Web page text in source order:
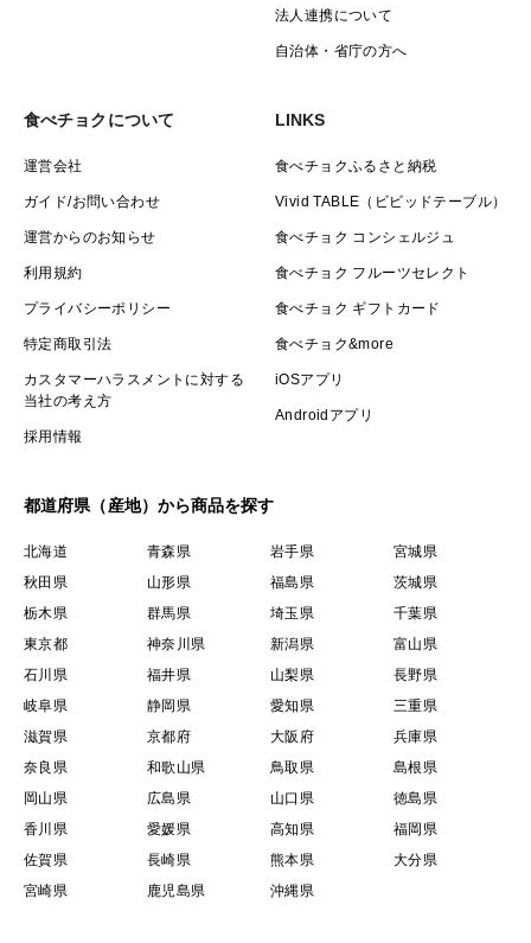
法人連携について
自治体・省庁の方へ
食べチョクについて
運営会社
ガイド/お問い合わせ
運営からのお知らせ
利用規約
プライバシーポリシー
特定商取引法
カスタマーハラスメントに対する
当社の考え方
採用情報
LINKS
食べチョクふるさと納税
Vivid TABLE（ビビッドテーブル）
食べチョク コンシェルジュ
食べチョク フルーツセレクト
食べチョク ギフトカード
食べチョク&more
iOSアプリ
Androidアプリ
都道府県（産地）から商品を探す
北海道 青森県 岩手県
宮城県
秋田県
山形県 福島県
茨城県
栃木県
群馬県 埼玉県
千葉県
東京都
神奈川県 新潟県
富山県
石川県
福井県 山梨県
長野県
岐阜県
静岡県 愛知県
三重県
滋賀県
京都府 大阪府
兵庫県
奈良県
和歌山県 鳥取県
島根県
岡山県
広島県 山口県
徳島県
香川県
愛媛県 高知県
福岡県
佐賀県
長崎県 熊本県
大分県
宮崎県
鹿児島県 沖縄県